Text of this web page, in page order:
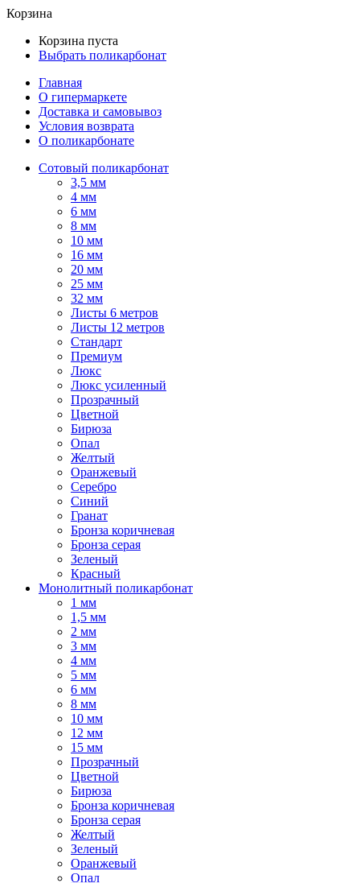
Корзина
Корзина пуста
Выбрать поликарбонат
Главная
О гипермаркете
Доставка и самовывоз
Условия возврата
О поликарбонате
Сотовый поликарбонат
3,5 мм
4 мм
6 мм
8 мм
10 мм
16 мм
20 мм
25 мм
32 мм
Листы 6 метров
Листы 12 метров
Стандарт
Премиум
Люкс
Люкс усиленный
Прозрачный
Цветной
Бирюза
Опал
Желтый
Оранжевый
Серебро
Синий
Гранат
Бронза коричневая
Бронза серая
Зеленый
Красный
Монолитный поликарбонат
1 мм
1,5 мм
2 мм
3 мм
4 мм
5 мм
6 мм
8 мм
10 мм
12 мм
15 мм
Прозрачный
Цветной
Бирюза
Бронза коричневая
Бронза серая
Желтый
Зеленый
Оранжевый
Опал